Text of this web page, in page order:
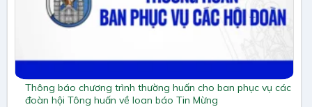
Thông báo chương trình thường huấn cho ban phục vụ các
đoàn hội Tông huấn về loan báo Tin Mừng